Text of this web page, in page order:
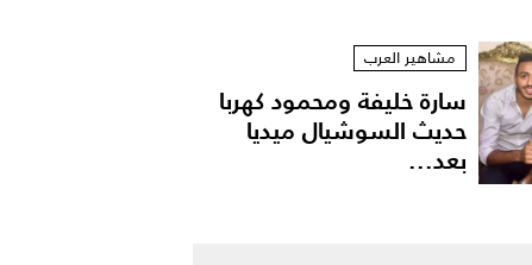
مشاهير العرب
سارة خليفة ومحمود كهربا
حديث السوشيال ميديا
بعد...